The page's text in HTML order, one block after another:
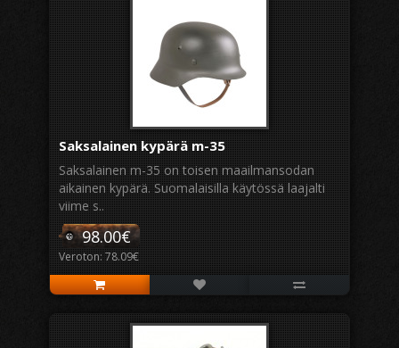
Saksalainen kypärä m-35
Saksalainen m-35 on toisen maailmansodan
aikainen kypärä. Suomalaisilla käytössä laajalti
viime s..
98.00€
Veroton: 78.09€